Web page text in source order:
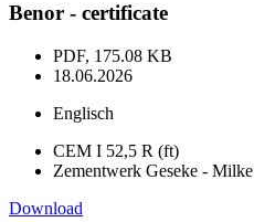
Benor - certificate
PDF, 175.08 KB
18.06.2026
Englisch
CEM I 52,5 R (ft)
Zementwerk Geseke - Milke
Download